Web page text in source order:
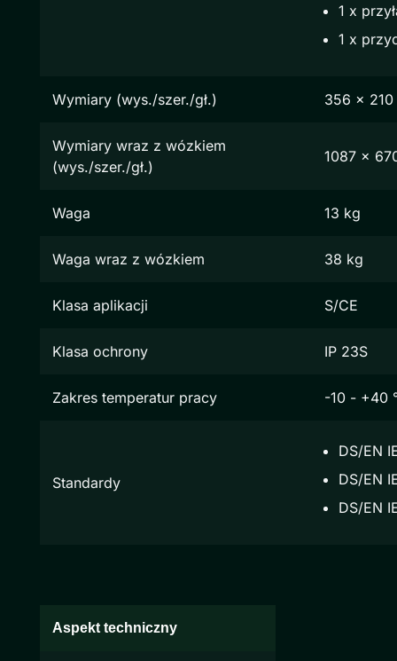
1 x
1 x
Wymiary (wys./szer./gł.) 356 x
Wymiary wraz z wózkiem
(wys./szer./gł.)
1087 x
Waga 13 kg
Waga wraz z wózkiem 38 kg
Klasa aplikacji S/CE
Klasa ochrony IP 23S
Zakres temperatur pracy -10 - +40
Standardy
DS/EN
DS/EN
DS/EN
Aspekt techniczny